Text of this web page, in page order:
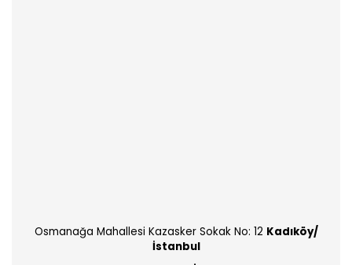
Osmanağa Mahallesi Kazasker Sokak No: 12 Kadıköy/
İstanbul